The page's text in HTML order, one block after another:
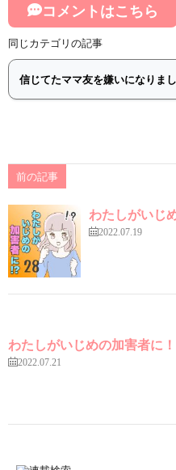
コメントはこちら
同じカテゴリの記事
前の記事
わたしがいじ
2022.07.19
わたしがいじめの加害者に
2022.07.21